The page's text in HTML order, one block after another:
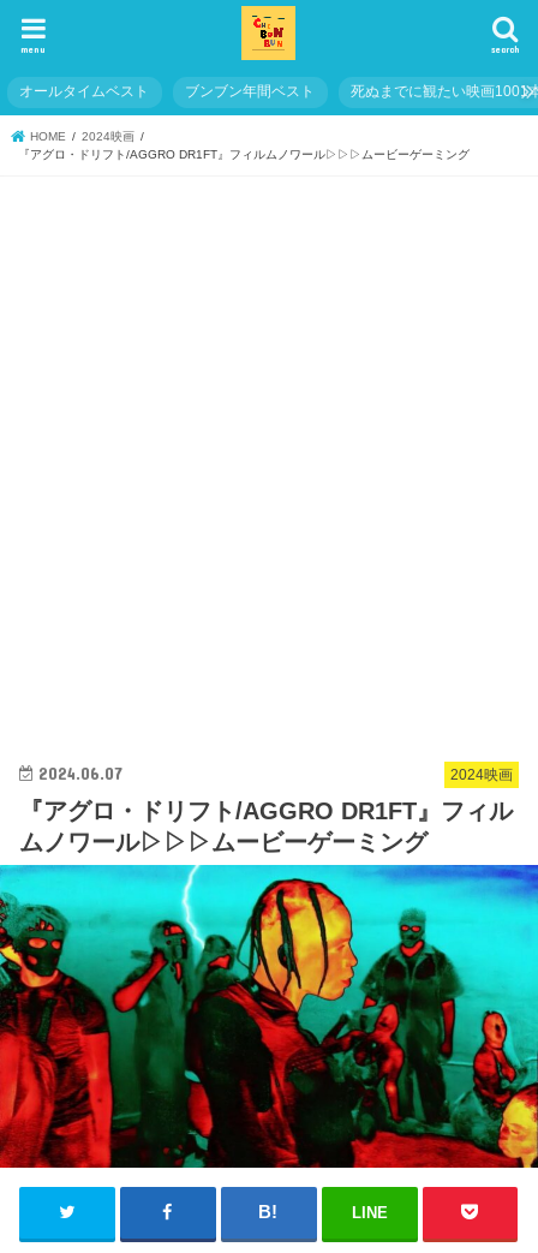
search
menu
オールタイムベスト ブンブン年間ベスト 死ぬまでに観たい映画1001
HOME
2024映画
『アグロ・ドリフト/AGGRO DR1FT』フィルムノワール▷▷▷ムービーゲーミング
2024映画
2024.06.07
『アグロ・ドリフト/AGGRO DR1FT』フィル
ムノワール▷▷▷ムービーゲーミング
LINE